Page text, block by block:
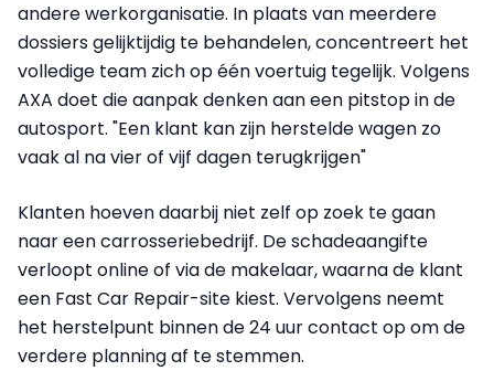
andere werkorganisatie. In plaats van meerdere
dossiers gelijktijdig te behandelen, concentreert het
volledige team zich op één voertuig tegelijk. Volgens
AXA doet die aanpak denken aan een pitstop in de
autosport. "Een klant kan zijn herstelde wagen zo
vaak al na vier of vijf dagen terugkrijgen"
Klanten hoeven daarbij niet zelf op zoek te gaan
naar een carrosseriebedrijf. De schadeaangifte
verloopt online of via de makelaar, waarna de klant
een Fast Car Repair-site kiest. Vervolgens neemt
het herstelpunt binnen de 24 uur contact op om de
verdere planning af te stemmen.